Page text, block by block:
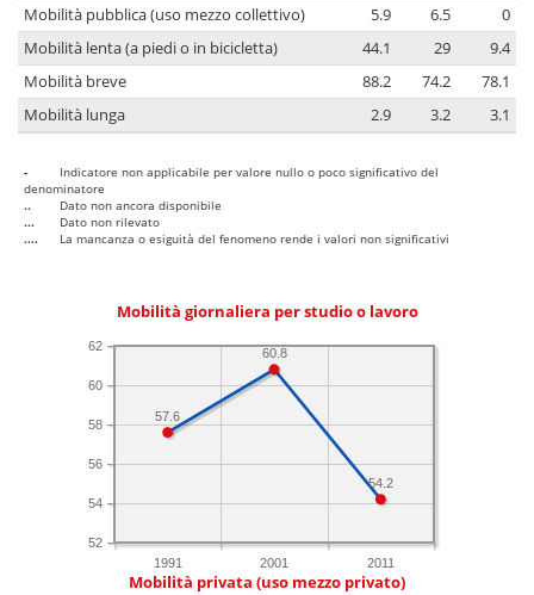
Mobilità pubblica (uso mezzo collettivo)
5.9 6.5
0
Mobilità lenta (a piedi o in bicicletta)
44.1 29
9.4
Mobilità breve
88.2 74.2
78.1
Mobilità lunga
2.9 3.2 3.1
-
Indicatore non applicabile per valore nullo o poco significativo del
denominatore
..
Dato non ancora disponibile
...
Dato non rilevato
....
La mancanza o esiguità del fenomeno rende i valori non significativi
Mobilità giornaliera per studio o lavoro
1991 2001 2011
52
54
56
58
60
62
54.2
60.8
57.6
Mobilità privata (uso mezzo privato)